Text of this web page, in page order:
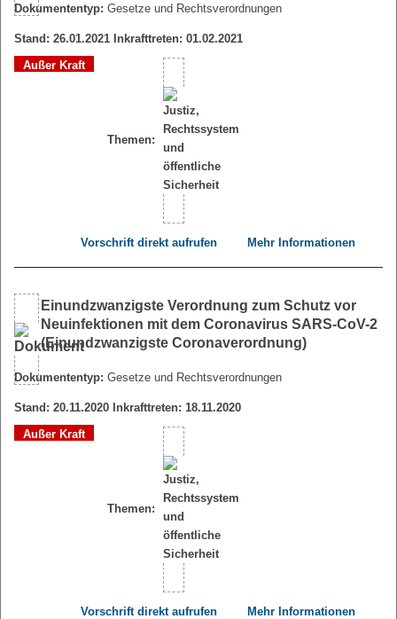
Dokumententyp: Gesetze und Rechtsverordnungen
Stand: 26.01.2021 Inkrafttreten: 01.02.2021
Außer Kraft
Themen:
Vorschrift direkt aufrufen Mehr Informationen
Einundzwanzigste Verordnung zum Schutz vor
Neuinfektionen mit dem Coronavirus SARS-CoV-2
(Einundzwanzigste Coronaverordnung)
Dokumententyp: Gesetze und Rechtsverordnungen
Stand: 20.11.2020 Inkrafttreten: 18.11.2020
Außer Kraft
Themen:
Vorschrift direkt aufrufen Mehr Informationen